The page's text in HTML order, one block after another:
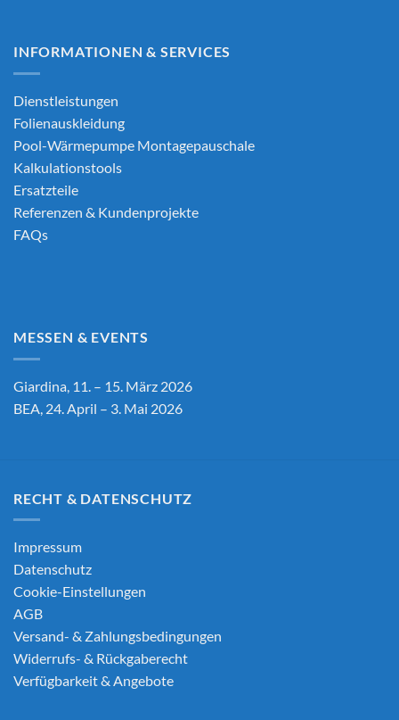
INFORMATIONEN & SERVICES
Dienstleistungen
Folienauskleidung
Pool-Wärmepumpe Montagepauschale
Kalkulationstools
Ersatzteile
Referenzen & Kundenprojekte
FAQs
MESSEN & EVENTS
Giardina, 11. – 15. März 2026
BEA, 24. April – 3. Mai 2026
RECHT & DATENSCHUTZ
Impressum
Datenschutz
Cookie-Einstellungen
AGB
Versand- & Zahlungsbedingungen
Widerrufs- & Rückgaberecht
Verfügbarkeit & Angebote